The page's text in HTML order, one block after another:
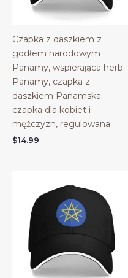
Czapka z daszkiem z
godłem narodowym
Panamy, wspierająca herb
Panamy, czapka z
daszkiem Panamska
czapka dla kobiet i
mężczyzn, regulowana
$14.99